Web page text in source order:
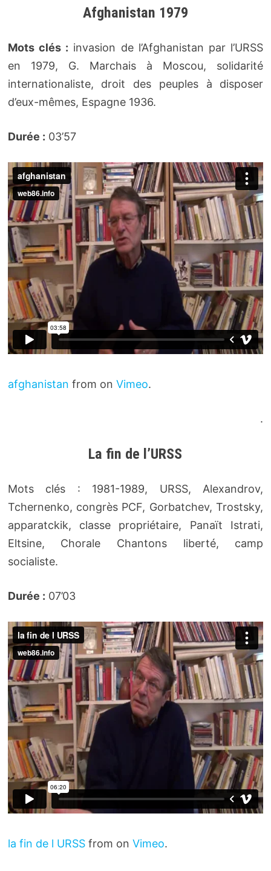
Afghanistan 1979
Mots clés : invasion de l’Afghanistan par l’URSS
en 1979, G. Marchais à Moscou, solidarité
internationaliste, droit des peuples à disposer
d’eux-mêmes, Espagne 1936.
Durée : 03’57
afghanistan from on Vimeo.
.
La fin de l’URSS
Mots clés : 1981-1989, URSS, Alexandrov,
Tchernenko, congrès PCF, Gorbatchev, Trostsky,
apparatckik, classe propriétaire, Panaït Istrati,
Eltsine, Chorale Chantons liberté, camp
socialiste.
Durée : 07’03
la fin de l URSSfrom on Vimeo.